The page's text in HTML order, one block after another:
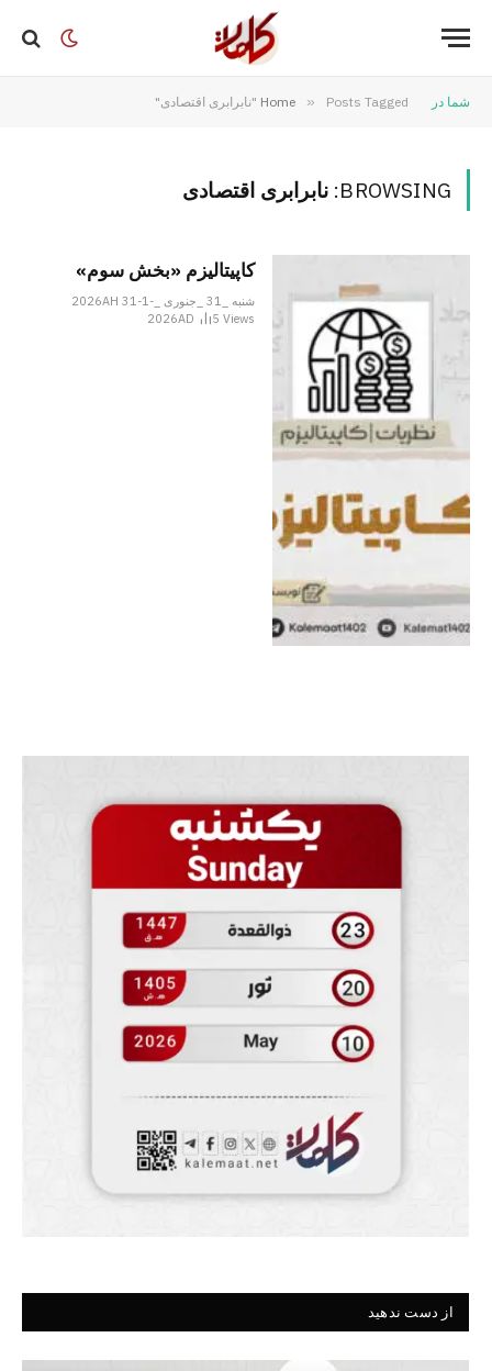
شما در Home » Posts Tagged "نابرابری اقتصادی"
BROWSING: نابرابری اقتصادی
کاپیتالیزم «بخش سوم»
شنبه _31 _جنوری _2026AH 31-1-
2026AD
5Views
از دست ندهید